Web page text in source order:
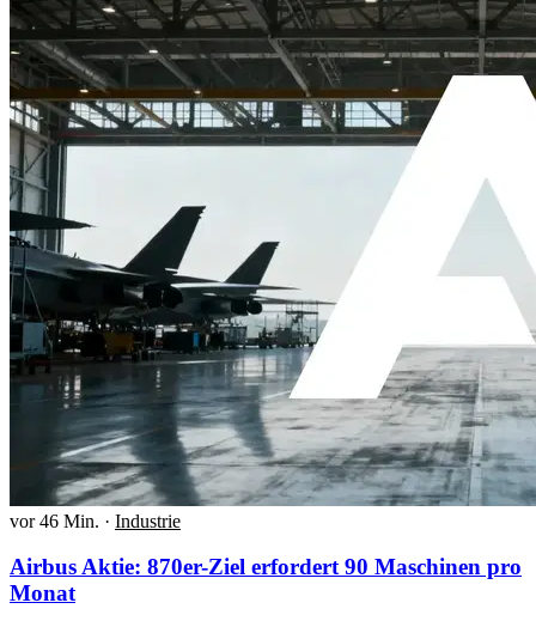
vor 46 Min. · Industrie
Airbus Aktie: 870er-Ziel erfordert 90 Maschinen pro
Monat